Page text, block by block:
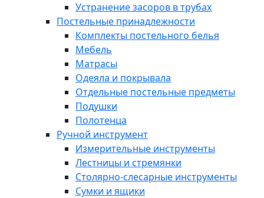
Устранение засоров в трубах
Постельные принадлежности
Комплекты постельного белья
Мебель
Матрасы
Одеяла и покрывала
Отдельные постельные предметы
Подушки
Полотенца
Ручной инструмент
Измерительные инструменты
Лестницы и стремянки
Столярно-слесарные инструменты
Сумки и ящики